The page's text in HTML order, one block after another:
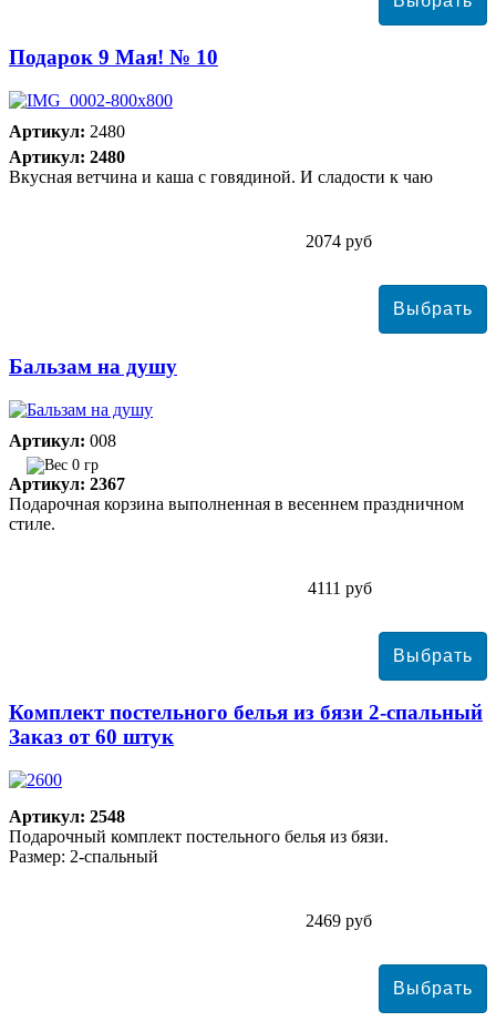
Подарок 9 Мая! № 10
Артикул: 2480
Артикул: 2480
Вкусная ветчина и каша с говядиной. И сладости к чаю
2074 руб
Бальзам на душу
Артикул: 008
0 гр
Артикул: 2367
Подарочная корзина выполненная в весеннем праздничном
стиле.
4111 руб
Комплект постельного белья из бязи 2-спальный
Заказ от 60 штук
Артикул: 2548
Подарочный комплект постельного белья из бязи.
Размер: 2-спальный
2469 руб